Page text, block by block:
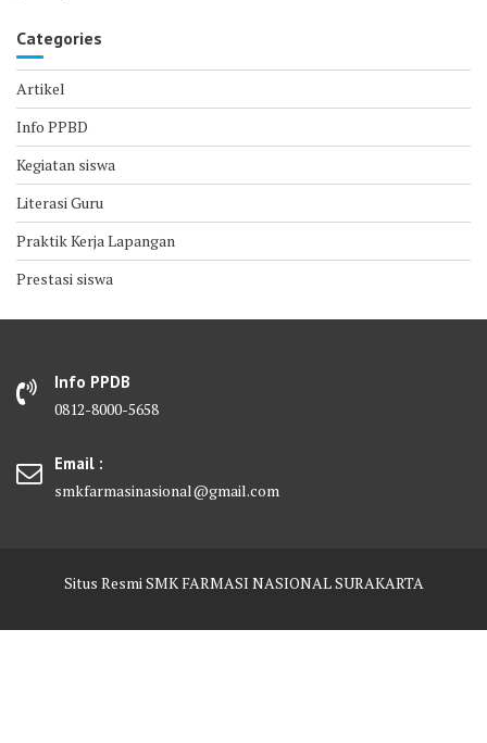
Categories
Artikel
Info PPBD
Kegiatan siswa
Literasi Guru
Praktik Kerja Lapangan
Prestasi siswa
Info PPDB
0812-8000-5658
Email :
smkfarmasinasional@gmail.com
Situs Resmi SMK FARMASI NASIONAL SURAKARTA